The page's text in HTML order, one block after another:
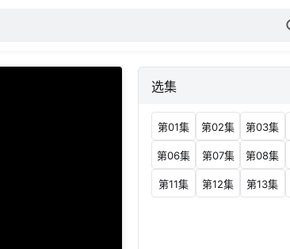
选集
第01集 第02集 第03集
第06集 第07集 第08集
第11集 第12集 第13集